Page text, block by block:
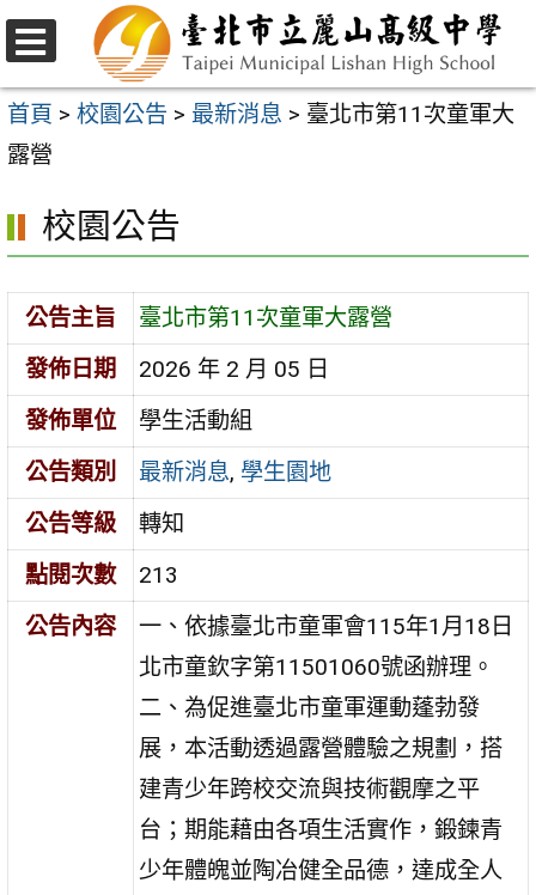
跳
至
主
要
容
區
選
單
首頁 > 校園公告 > 最新消息 > 臺北市第11次童軍大
露營
校園公告
公告主旨
臺北市第11次童軍大露營
發佈日期
2026 年 2 月 05 日
發佈單位
學生活動組
公告類別
最新消息, 學生園地
公告等級
轉知
點閱次數
213
公告內容
一、依據臺北市童軍會115年1月18日
北市童欽字第11501060號函辦理。
二、為促進臺北市童軍運動蓬勃發
展，本活動透過露營體驗之規劃，搭
建青少年跨校交流與技術觀摩之平
台；期能藉由各項生活實作，鍛鍊青
少年體魄並陶冶健全品德，達成全人